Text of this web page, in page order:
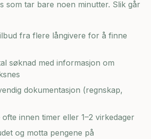
som tar bare noen minutter. Slik går
fra flere långivere for å finne
søknad med informasjon om
dokumentasjon (regnskap,
innen timer eller 1–2 virkedager
og motta pengene på